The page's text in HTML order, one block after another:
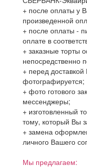
+ после оплаты у
произведенной
+ после оплаты -
оплате в
+ заказные торты
непосредственно
+ перед
фотографируется;
+ фото готового
мессенджеры;
+ изготовленный
тому, который Вы
+ замена
личного Вашего
Мы предлагаем: